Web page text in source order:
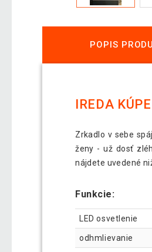
POPIS
IREDA
Zrkadlo v sebe
ženy - už dosť
nájdete uvedené
Funkcie:
LED osvetlenie
odhmlievanie